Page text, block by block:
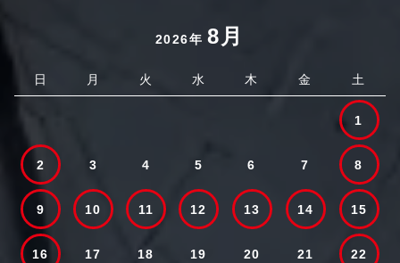
2026年 8月
日 月 火 水 木 金 土
1
2 3 4 5 6 7 8
9 10 11 12 13 14 15
16 17 18 19 20 21 22